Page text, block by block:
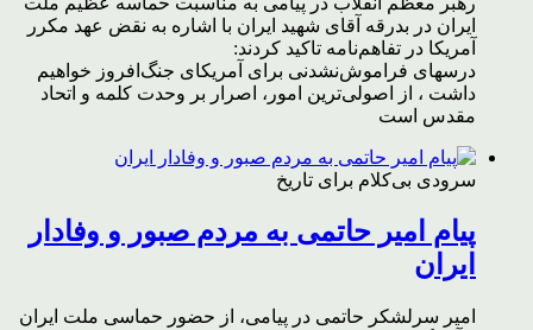
ایران در بدرقه آقای شهید ایران با اشاره به نقض عهد مکرر
آمریکا در تفاهم‌نامه تاکید کردند:
درسهای فراموش‌نشدنی برای آمریکای جنگ‌افروز خواهیم
داشت ، از اصولی‌ترین امور، اصرار بر وحدت کلمه و اتحاد
مقدس است
سرودی بی‌کلام برای تاریخ
پیام امیر حاتمی به مردم صبور و وفادار
ایران
امیر سرلشکر حاتمی در پیامی، از حضور حماسی ملت ایران